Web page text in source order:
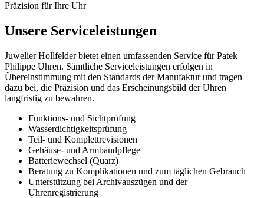
Präzision für Ihre Uhr
Unsere Serviceleistungen
JuwelierHollfelderbietet einen umfassenden Service fürPatek
Philippe Uhren. Sämtliche Serviceleistungen erfolgen in
Übereinstimmung mit den Standards der Manufaktur und tragen
dazu bei, die Präzision und das Erscheinungsbild der Uhren
langfristig zu bewahren.
Funktions- und Sichtprüfung
Wasserdichtigkeitsprüfung
Teil- und Komplettrevisionen
Gehäuse- und Armbandpflege
Batteriewechsel (Quarz)
Beratung zu Komplikationen und zum täglichen Gebrauch
Unterstützung bei Archivauszügen und der
Uhrenregistrierung